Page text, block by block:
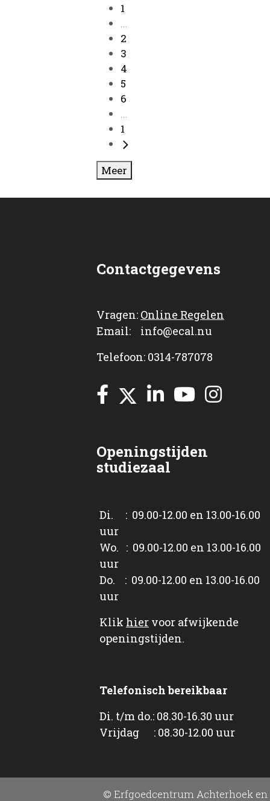
1
...
2
3
4
5
6
...
1
Meer
Contactgegevens
Vragen: Online Regelen
Email: info@ecal.nu
Telefoon: 0314-787078
Openingstijden
studiezaal
Di. : 09.00-12.00 en 13.00-16.00
uur
Wo. : 09.00-12.00 en 13.00-16.00
uur
Do. : 09.00-12.00 en 13.00-16.00
uur
Klik hier voor afwijkende
openingstijden.
Telefonisch bereikbaar
Di. t/m do.: 08.30-16.30 uur
Vrijdag : 08.30-12.00 uur
© Erfgoedcentrum Achterhoek en